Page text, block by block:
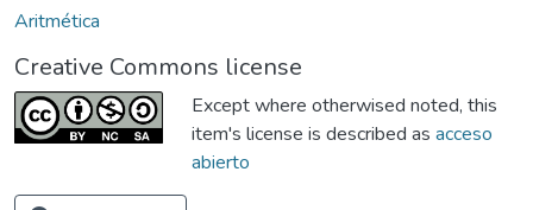
Aritmética
Creative Commons license
Except where otherwised noted, this
item's license is described as acceso
abierto